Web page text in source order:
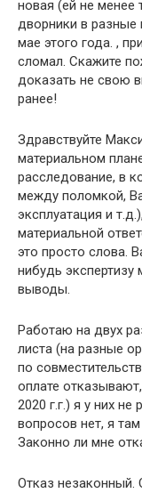
новая (ей не менее
дворники в разные
мае этого года. ,
сломал. Скажите
доказать не свою
ранее!
Здравствуйте
материальном
расследование, в
между поломкой,
эксплуатация и
материальной
это просто слова.
нибудь
выводы.
Работаю на двух
листа (на разные
по
оплате
2020 г.г.) я у них
вопросов нет, я
Законно ли мне
Отказ незаконный.